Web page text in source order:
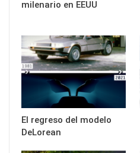
milenario en EEUU
El regreso del modelo
DeLorean